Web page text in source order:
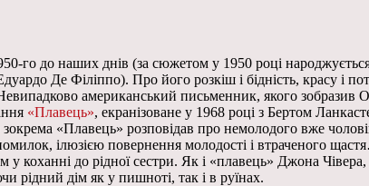
го до наших днів (за сюжетом у 1950 році
Де Філіппо). Про його розкіш і бідність, красу і
американський письменник, якого
«Плавець», екранізоване у 1968 році з Бертом
зокрема «Плавець» розповідав про немолодого вже
ілюзією повернення молодості і втраченого
коханні до рідної сестри. Як і «плавець» Джона
рідний дім як у пишноті, так і в руїнах.